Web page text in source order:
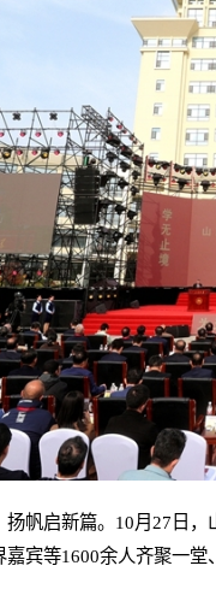
扬帆启新篇。10月27日
宾等1600余人齐聚一